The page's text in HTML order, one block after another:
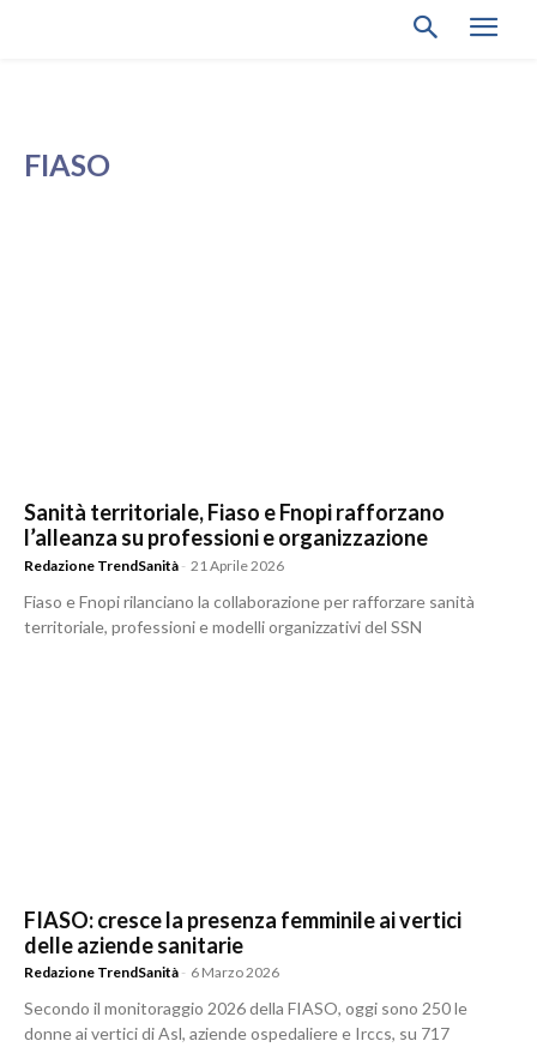
FIASO
Sanità territoriale, Fiaso e Fnopi rafforzano
l’alleanza su professioni e organizzazione
Redazione TrendSanità - 21 Aprile 2026
Fiaso e Fnopi rilanciano la collaborazione per rafforzare sanità
territoriale, professioni e modelli organizzativi del SSN
FIASO: cresce la presenza femminile ai vertici
delle aziende sanitarie
Redazione TrendSanità - 6 Marzo 2026
Secondo il monitoraggio 2026 della FIASO, oggi sono 250 le
donne ai vertici di Asl, aziende ospedaliere e Irccs, su 717